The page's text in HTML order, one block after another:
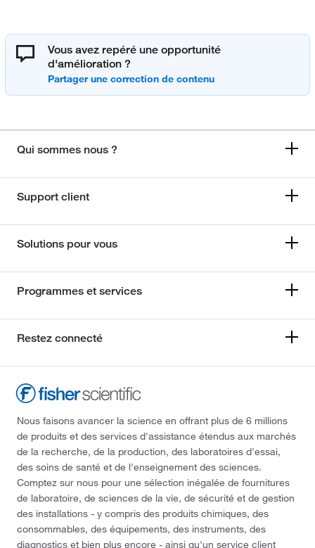
Vous avez repéré une opportunité
d'amélioration ?
Qui sommes nous ?
Support client
Solutions pour vous
Programmes et services
Restez connecté
Nous faisons avancer la science en offrant plus de 6 millions
de produits et des services d'assistance étendus aux marchés
de la recherche, de la production, des laboratoires d'essai,
des soins de santé et de l'enseignement des sciences.
Comptez sur nous pour une sélection inégalée de fournitures
de laboratoire, de sciences de la vie, de sécurité et de gestion
des installations - y compris des produits chimiques, des
consommables, des équipements, des instruments, des
diagnostics et bien plus encore - ainsi qu'un service client